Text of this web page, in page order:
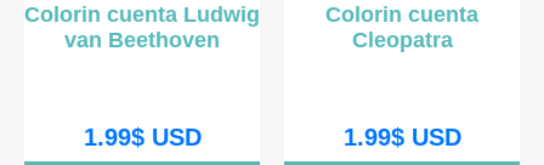
Colorin cuenta Ludwig
van Beethoven
1.99$USD
Colorin cuenta
Cleopatra
1.99$USD